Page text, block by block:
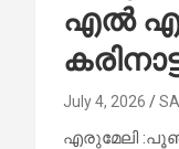
എൽ
July 4, 2026
എരുമേലി